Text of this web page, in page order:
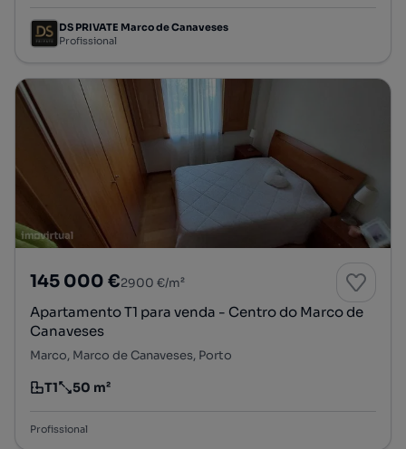
DS PRIVATE Marco de Canaveses
Profissional
145 000 €2900 €/m²
Apartamento T1 para venda - Centro do Marco de
Canaveses
Marco, Marco de Canaveses, Porto
Tipologia
T1
Preço por metro quadrado
50 m²
Profissional